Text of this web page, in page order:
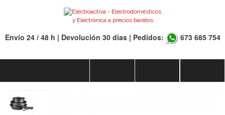
Envío 24 / 48 h | Devolución 30 días | Pedidos: 673 685 754